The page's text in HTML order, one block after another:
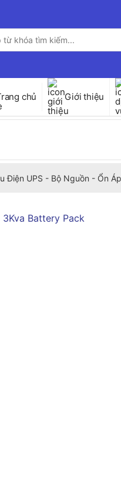
chủ Giới thiệu
Điện UPS - Bộ Nguồn - Ổn